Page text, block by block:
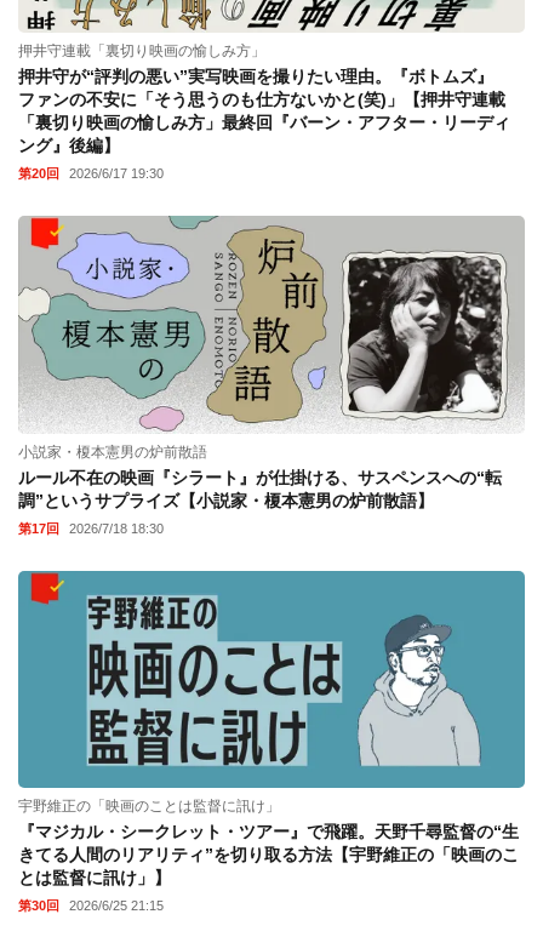
押井守連載「裏切り映画の愉しみ方」
押井守が“評判の悪い”実写映画を撮りたい理由。『ボトムズ』
ファンの不安に「そう思うのも仕方ないかと(笑)」【押井守連載
「裏切り映画の愉しみ方」最終回『バーン・アフター・リーディ
ング』後編】
第20回 2026/6/17 19:30
小説家・榎本憲男の炉前散語
ルール不在の映画『シラート』が仕掛ける、サスペンスへの“転
調”というサプライズ【小説家・榎本憲男の炉前散語】
第17回 2026/7/18 18:30
宇野維正の「映画のことは監督に訊け」
『マジカル・シークレット・ツアー』で飛躍。天野千尋監督の“生
きてる人間のリアリティ”を切り取る方法【宇野維正の「映画のこ
とは監督に訊け」】
第30回 2026/6/25 21:15